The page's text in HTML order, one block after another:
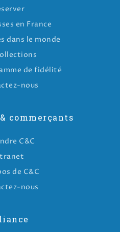
en France
dans le monde
de fidélité
nous
commerçants
C&C
de C&C
nous